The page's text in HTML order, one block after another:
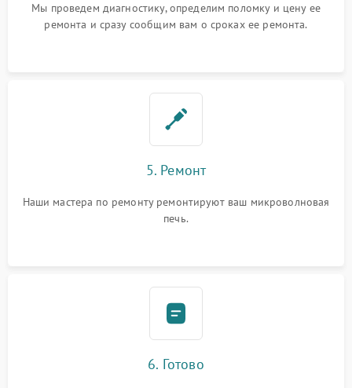
Мы проведем диагностику, определим поломку и цену ее
ремонта и сразу сообщим вам о сроках ее ремонта.
5. Ремонт
Наши мастера по ремонту ремонтируют ваш микроволновая
печь.
6. Готово